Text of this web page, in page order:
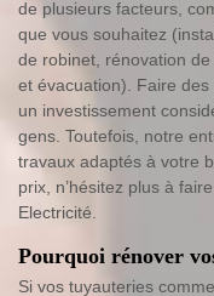
de plusieurs facteurs,
que vous souhaitez
de robinet, rénovation
et évacuation). Faire
un investissement
gens. Toutefois, notre
travaux adaptés à votre
prix, n’hésitez plus à
Electricité.
Pourquoi rénover
Si vos tuyauteries